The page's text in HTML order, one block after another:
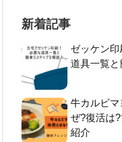
新着記事
ゼッケン
道具一覧と
牛カルビ
ぜ?復活は
紹介